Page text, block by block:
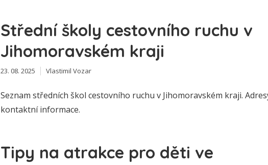
Střední školy cestovního ruchu v
Jihomoravském kraji
23. 08. 2025 Vlastimil Vozar
Seznam středních škol cestovního ruchu v Jihomoravském kraji.
kontaktní informace.
Tipy na atrakce pro děti ve